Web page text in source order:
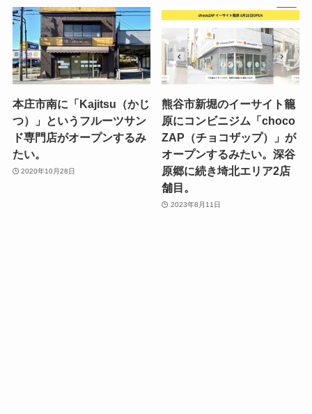
本庄市南に「Kajitsu（かじ
つ）」というフルーツサン
ド専門店がオープンするみ
たい。
2020年10月28日
熊谷市新堀のイーサイト籠
原にコンビニジム「choco
ZAP（チョコザップ）」が
オープンするみたい。深谷
原郷に続き埼北エリア2店
舗目。
2023年8月11日